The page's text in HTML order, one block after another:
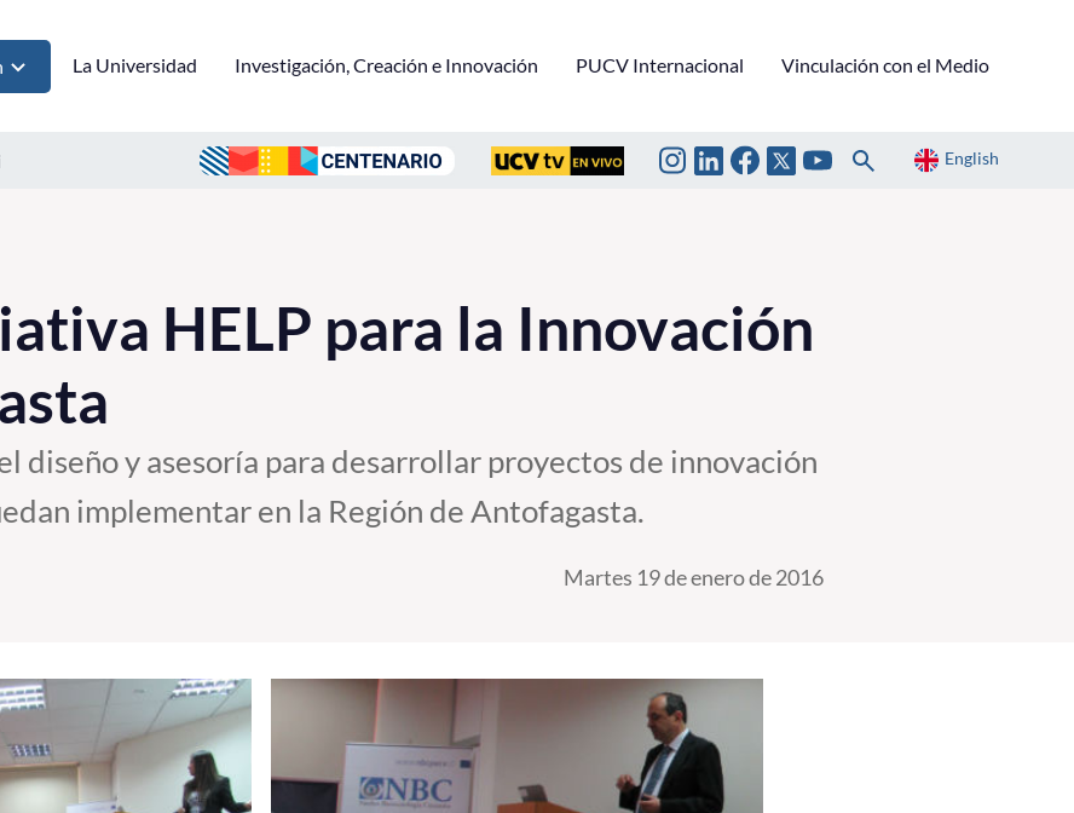
La Universidad Investigación, Creación e Innovación PUCV Internacional Vinculación con el Medio
English
HELP para la Innovación
diseño y asesoría para desarrollar proyectos de innovación
implementar en la Región de Antofagasta.
Martes 19 de enero de 2016